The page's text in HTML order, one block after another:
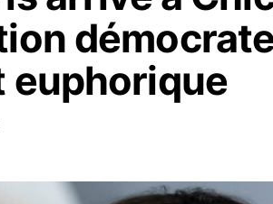
euphorique